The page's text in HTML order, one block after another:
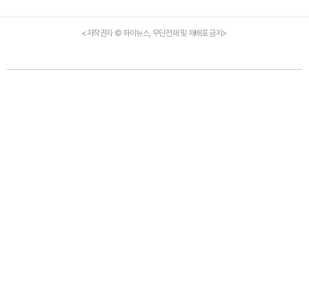
<저작권자 © 하이뉴스, 무단전재 및 재배포 금지>